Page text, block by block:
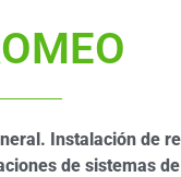
Instalación de
de sistemas